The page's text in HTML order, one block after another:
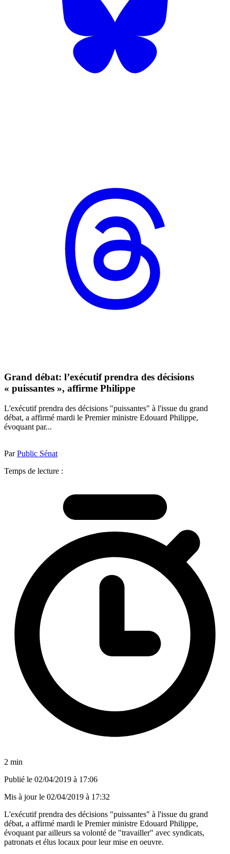
Grand débat: l’exécutif prendra des décisions
« puissantes », affirme Philippe
L'exécutif prendra des décisions "puissantes" à l'issue du grand
débat, a affirmé mardi le Premier ministre Edouard Philippe,
évoquant par...
ParPublic Sénat
Temps de lecture :
2 min
Publié le 02/04/2019 à 17:06
Mis à jour le 02/04/2019 à 17:32
L'exécutif prendra des décisions "puissantes" à l'issue du grand
débat, a affirmé mardi le Premier ministre Edouard Philippe,
évoquant par ailleurs sa volonté de "travailler" avec syndicats,
patronats et élus locaux pour leur mise en oeuvre.